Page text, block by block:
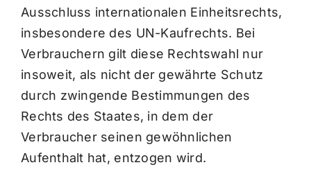
Ausschluss internationalen Einheitsrechts,
insbesondere des UN-Kaufrechts. Bei
Verbrauchern gilt diese Rechtswahl nur
insoweit, als nicht der gewährte Schutz
durch zwingende Bestimmungen des
Rechts des Staates, in dem der
Verbraucher seinen gewöhnlichen
Aufenthalt hat, entzogen wird.